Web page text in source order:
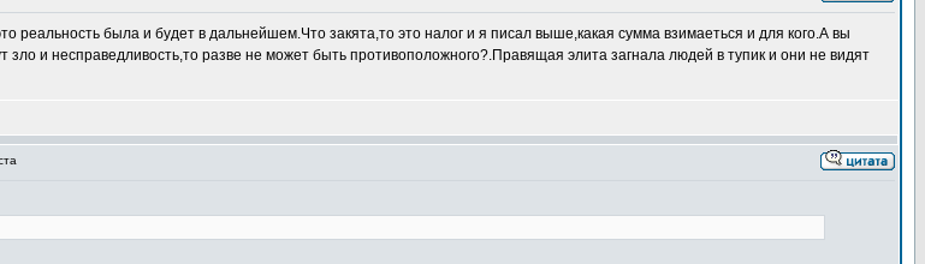
реальность была и будет в дальнейшем.Что закята,то это налог и я писал выше,какая сумма взимаеться и для кого.А вы
зло и несправедливость,то разве не может быть противоположного?.Правящая элита загнала людей в тупик и они не видят